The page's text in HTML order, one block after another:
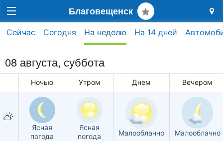
Благовещенск
Сейчас Сегодня На неделю На 14 дней
08 августа, суббота
Ночью Утром Днем Вечером
Ясная
погода
Ясная
погода
Малооблачно Малооблачно